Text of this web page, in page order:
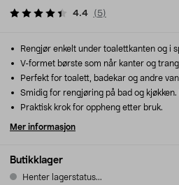
4.4 ( 5)
Butikklager
Henter lagerstatus...
Rengjør enkelt under toalettkanten og i
V-formet børste som når kanter og
Perfekt for toalett, badekar og andre
Smidig for rengjøring på bad og
Praktisk krok for oppheng etter bruk.
Mer informasjon